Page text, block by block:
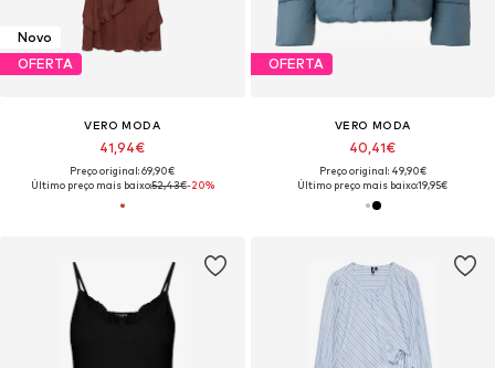
Novo
OFERTA
VERO MODA
41,94€
Preço original: 69,90€
Último preço mais baixo:52,43€-20%
OFERTA
VERO MODA
40,41€
Preço original: 49,90€
Último preço mais baixo:19,95€